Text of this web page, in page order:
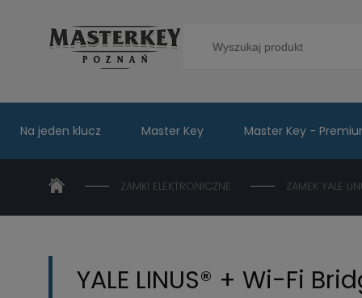
Na jeden klucz Master Key Master Key -
ZAMKI ELEKTRONICZNE ZAMEK YALE
YALE LINUS® + Wi-Fi